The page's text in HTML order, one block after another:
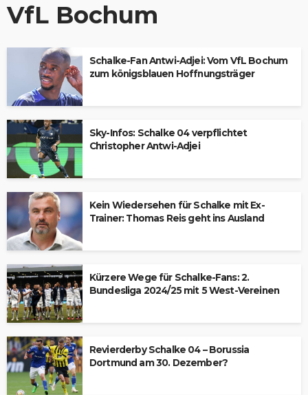
VfL Bochum
Schalke-Fan Antwi-Adjei: Vom VfL Bochum
zum königsblauen Hoffnungsträger
Sky-Infos: Schalke 04 verpflichtet
Christopher Antwi-Adjei
Kein Wiedersehen für Schalke mit Ex-
Trainer: Thomas Reis geht ins Ausland
Kürzere Wege für Schalke-Fans: 2.
Bundesliga 2024/25 mit 5 West-Vereinen
Revierderby Schalke 04 – Borussia
Dortmund am 30. Dezember?